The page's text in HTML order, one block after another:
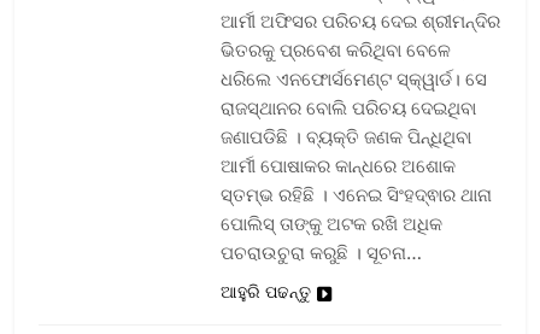
ଆର୍ମୀ ଅଫିସର ପରିଚୟ ଦେଇ ଶ୍ରୀମନ୍ଦିର
ଭିତରକୁ ପ୍ରବେଶ କରିଥିବା ବେଳେ
ଧରିଲେ ଏନଫୋର୍ସମେଣ୍ଟ ସ୍କ୍ୱାର୍ଡ। ସେ
ରାଜସ୍ଥାନର ବୋଲି ପରିଚୟ ଦେଇଥିବା
ଜଣାପଡିଛି । ବ୍ୟକ୍ତି ଜଣକ ପିନ୍ଧିଥିବା
ଆର୍ମୀ ପୋଷାକର କାନ୍ଧରେ ଅଶୋକ
ସ୍ତମ୍ଭ ରହିଛି । ଏନେଇ ସିଂହଦ୍ଵାର ଥାନା
ପୋଲିସ୍ ତାଙ୍କୁ ଅଟକ ରଖି ଅଧିକ
ପଚରାଉଚୁରା କରୁଛି । ସୂଚନା…
ଆହୁରି ପଢନ୍ତୁ